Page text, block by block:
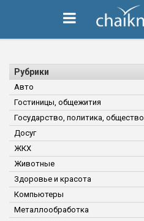
Рубрики
Авто
Гостиницы, общежития
Государство, политика, общество
Досуг
ЖКХ
Животные
Здоровье и красота
Компьютеры
Металлообработка